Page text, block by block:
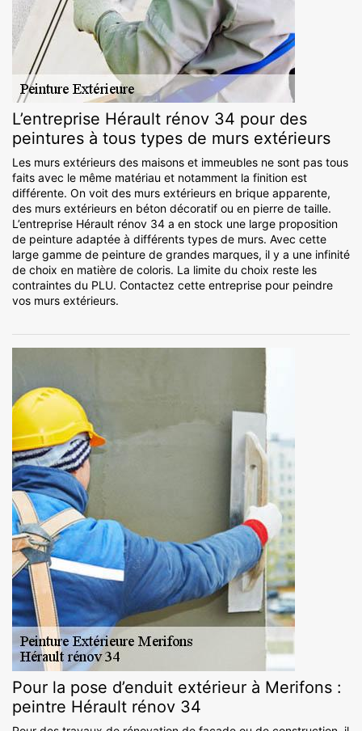
L’entreprise Hérault rénov 34 pour des
peintures à tous types de murs extérieurs
Les murs extérieurs des maisons et immeubles ne sont pas tous
faits avec le même matériau et notamment la finition est
différente. On voit des murs extérieurs en brique apparente,
des murs extérieurs en béton décoratif ou en pierre de taille.
L’entreprise Hérault rénov 34 a en stock une large proposition
de peinture adaptée à différents types de murs. Avec cette
large gamme de peinture de grandes marques, il y a une infinité
de choix en matière de coloris. La limite du choix reste les
contraintes du PLU. Contactez cette entreprise pour peindre
vos murs extérieurs.
Pour la pose d’enduit extérieur à Merifons :
peintre Hérault rénov 34